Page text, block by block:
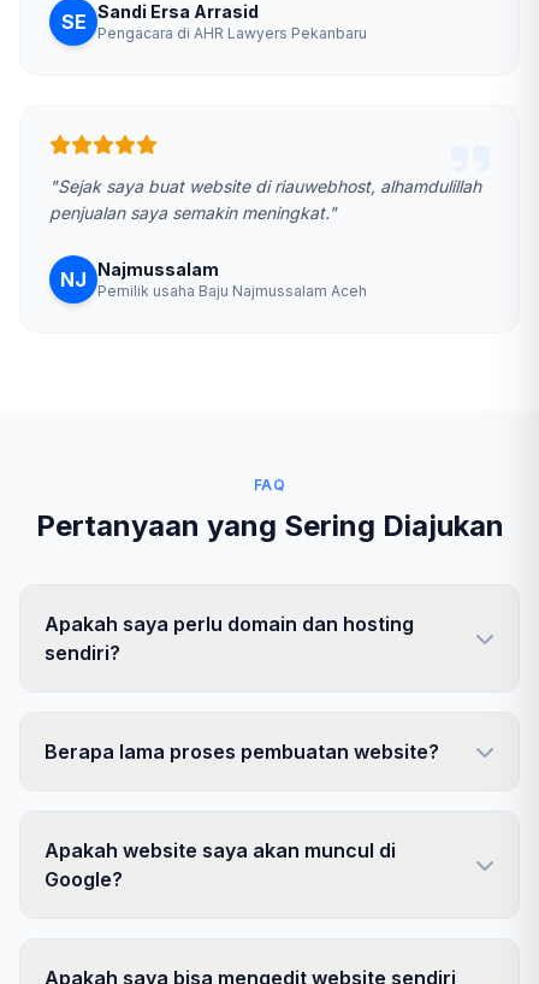
SE Sandi Ersa Arrasid
Pengacara di AHR Lawyers Pekanbaru
"Sejak saya buat website di riauwebhost, alhamdulillah
penjualan saya semakin meningkat."
NJ Najmussalam
Pemilik usaha Baju Najmussalam Aceh
FAQ
Pertanyaan yang Sering Diajukan
Apakah saya perlu domain dan hosting
sendiri?
Berapa lama proses pembuatan website?
Apakah website saya akan muncul di
Google?
Apakah saya bisa mengedit website sendiri